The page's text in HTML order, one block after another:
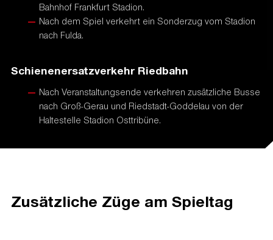
Bahnhof Frankfurt Stadion.
Nach dem Spiel verkehrt ein Sonderzug vom Stadion
nach Fulda.
Schienenersatzverkehr Riedbahn
Nach Veranstaltungsende verkehren zusätzliche Busse
nach Groß-Gerau und Riedstadt-Goddelau von der
Haltestelle Stadion Osttribüne.
Zusätzliche Züge am Spieltag